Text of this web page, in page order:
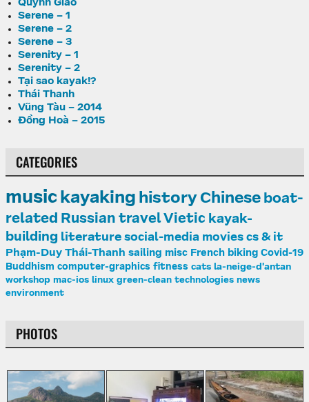
Quỳnh Giao
Serene – 1
Serene – 2
Serene – 3
Serenity – 1
Serenity – 2
Tại sao kayak!?
Thái Thanh
Vũng Tàu – 2014
Đồng Hoà – 2015
CATEGORIES
music kayaking historyChinese boat-
related Russian travel Vietic kayak-
building literature social-media movies cs & it
Phạm-Duy Thái-Thanh sailing misc French biking Covid-19
Buddhism computer-graphics fitness cats la-neige-d'antan
workshop mac-ios linux green-clean technologies news
environment
PHOTOS